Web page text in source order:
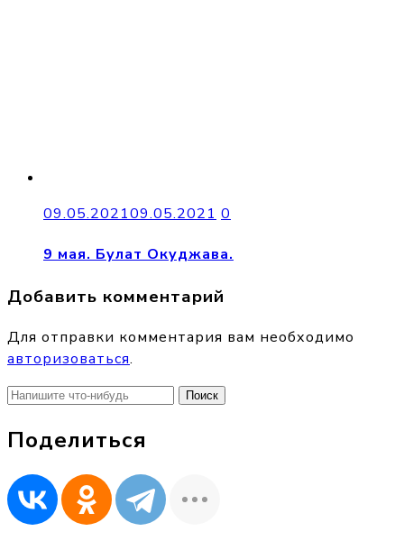
09.05.202109.05.2021 0
9 мая. Булат Окуджава.
Добавить комментарий
Для отправки комментария вам необходимо
авторизоваться.
Найти:
Поделиться